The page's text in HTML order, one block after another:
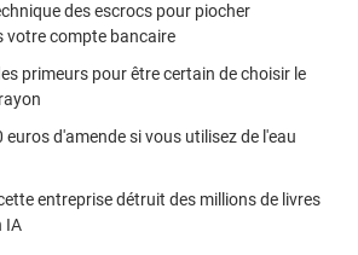
des escrocs pour piocher
votre compte bancaire
primeurs pour être certain de choisir le
d'amende si vous utilisez de l'eau
entreprise détruit des millions de livres
IA